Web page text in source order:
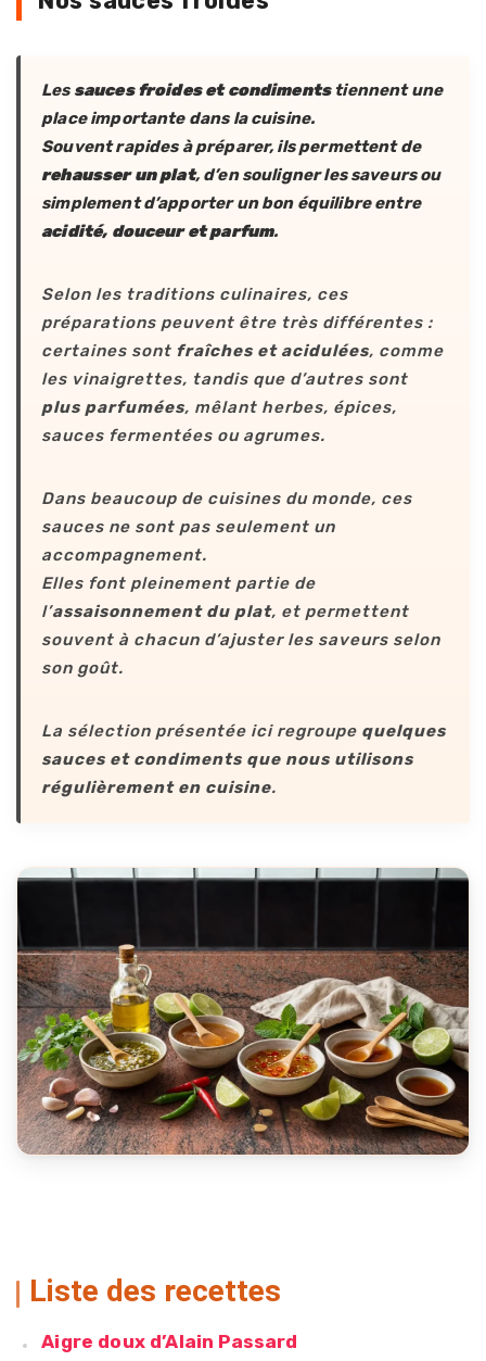
Les sauces froides et condimentstiennent une
place importante dans la cuisine.
Souvent rapides à préparer, ils permettent de
rehausser un plat, d’en souligner les saveurs ou
simplement d’apporter un bon équilibre entre
acidité, douceur et parfum.
Selon les traditions culinaires, ces
préparations peuvent être très différentes :
certaines sont fraîches et acidulées, comme
les vinaigrettes, tandis que d’autres sont
plus parfumées, mêlant herbes, épices,
sauces fermentées ou agrumes.
Dans beaucoup de cuisines du monde, ces
sauces ne sont pas seulement un
accompagnement.
Elles font pleinement partie de
l’assaisonnement du plat, et permettent
souvent à chacun d’ajuster les saveurs selon
son goût.
La sélection présentée ici regroupe quelques
sauces et condiments que nous utilisons
régulièrement en cuisine.
Liste des recettes
Aigre doux d’Alain Passard